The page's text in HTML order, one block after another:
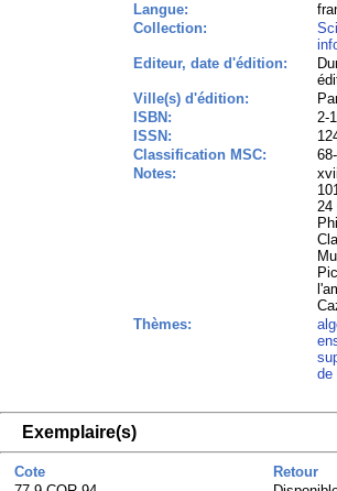
Langue:
Collection:
Editeur, date d'édition:
Ville(s) d'édition:
ISBN:
2-
ISSN:
Classification MSC:
Notes:
24
Thèmes:
de
Exemplaire(s)
Cote
Retour